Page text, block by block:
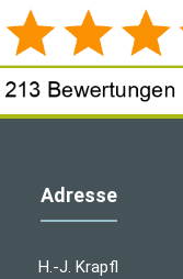
Adresse
H.-J. Krapfl